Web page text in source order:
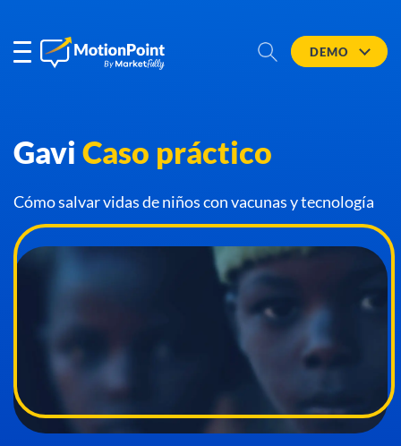
DEMO
Gavi Caso práctico
Cómo salvar vidas de niños con vacunas y tecnología